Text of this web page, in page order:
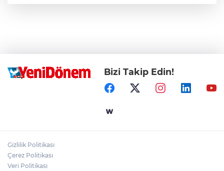
Bizi Takip Edin!
Gizlilik Politikası
Çerez Politikası
Veri Politikası